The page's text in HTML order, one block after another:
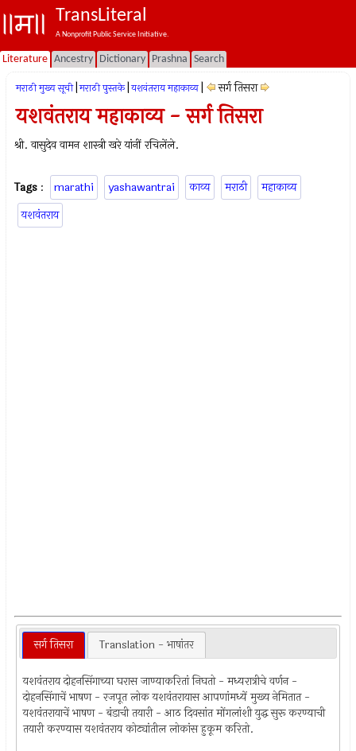
TransLiteral
A Nonprofit Public Service Initiative.
Literature Ancestry Dictionary Prashna Search
मराठी मुख्य सूची मराठी पुस्तके यशवंतराय महाकाव्य सर्ग तिसरा
यशवंतराय महाकाव्य - सर्ग तिसरा
श्री. वासुदेव वामन शास्त्री खरे यांनीं रचिलेंले.
Tags : marathi yashawantrai काव्य मराठी
महाकाव्य
यशवंतराय
सर्ग तिसरा Translation - भाषांतर
यशवंतराय दोहनसिंगाच्या घरास जाण्याकरितां निघतो - मध्यरात्रीचे वर्णन -
दोहनसिंगाचें भाषण - रजपूत लोक यशवंतरायास आपणांमध्यें मुख्य नेमितात -
यशवंतरायाचें भाषण - बंडाची तयारी - आठ दिवसांत मोंगलांशी युद्ध सुरू करण्याची
तयारी करण्यास यशवंतराय कोट्यांतील लोकांस हुकूम करितो.